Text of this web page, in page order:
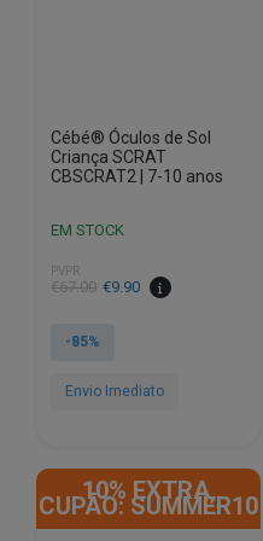
Cébé® Óculos de Sol
Criança SCRAT
CBSCRAT2 | 7-10 anos
EM STOCK
PVPR
€67.00
O
original
€67.00.
€9.90
O
atual
€9.90.
-85%
Envio Imediato
10% EXTRA,
CUPÃO: SUMMER10